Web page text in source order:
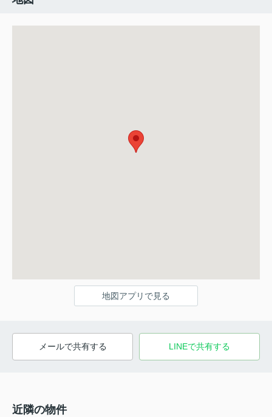
地図アプリで見る
メールで共有する LINEで共有する
近隣の物件